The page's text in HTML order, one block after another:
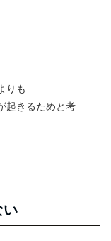
りも
起きるためと考
い